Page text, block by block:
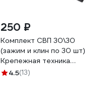
250 ₽
Комплект СВП 30\30
(зажим и клин по 30 шт)
Крепежная техника
430924 БК
4.5(13)